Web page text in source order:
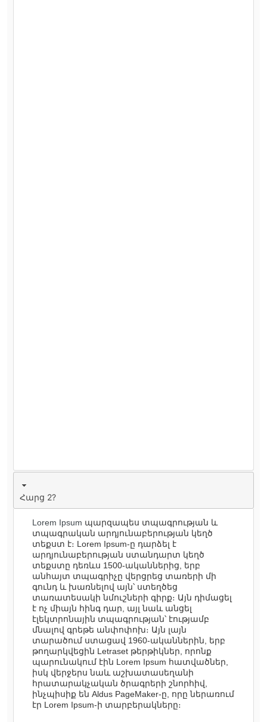
Հարց 2?
Lorem Ipsum պարզապես տպագրության և
տպագրական արդյունաբերության կեղծ
տեքստ է։ Lorem Ipsum-ը դարձել է
արդյունաբերության ստանդարտ կեղծ
տեքստը դեռևս 1500-ականներից, երբ
անհայտ տպագրիչը վերցրեց տառերի մի
գունդ և խառնելով այն՝ ստեղծեց
տառատեսակի նմուշների գիրք։ Այն դիմացել
է ոչ միայն հինգ դար, այլ նաև անցել
էլեկտրոնային տպագրության՝ էությամբ
մնալով գրեթե անփոփոխ։ Այն լայն
տարածում ստացավ 1960-ականներին, երբ
թողարկվեցին Letraset թերթիկներ, որոնք
պարունակում էին Lorem Ipsum հատվածներ,
իսկ վերջերս նաև աշխատասեղանի
հրատարակչական ծրագրերի շնորհիվ,
ինչպիսիք են Aldus PageMaker-ը, որը ներառում
էր Lorem Ipsum-ի տարբերակները։